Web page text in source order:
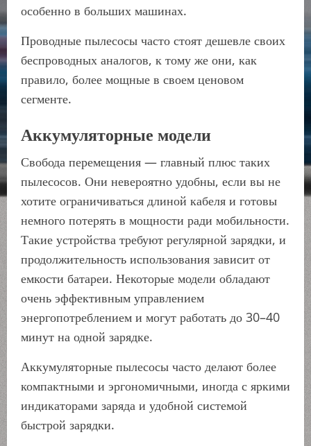
особенно в больших машинах.
Проводные пылесосы часто стоят дешевле своих
беспроводных аналогов, к тому же они, как
правило, более мощные в своем ценовом
сегменте.
Аккумуляторные модели
Свобода перемещения — главный плюс таких
пылесосов. Они невероятно удобны, если вы не
хотите ограничиваться длиной кабеля и готовы
немного потерять в мощности ради мобильности.
Такие устройства требуют регулярной зарядки, и
продолжительность использования зависит от
емкости батареи. Некоторые модели обладают
очень эффективным управлением
энергопотреблением и могут работать до 30–40
минут на одной зарядке.
Аккумуляторные пылесосы часто делают более
компактными и эргономичными, иногда с яркими
индикаторами заряда и удобной системой
быстрой зарядки.